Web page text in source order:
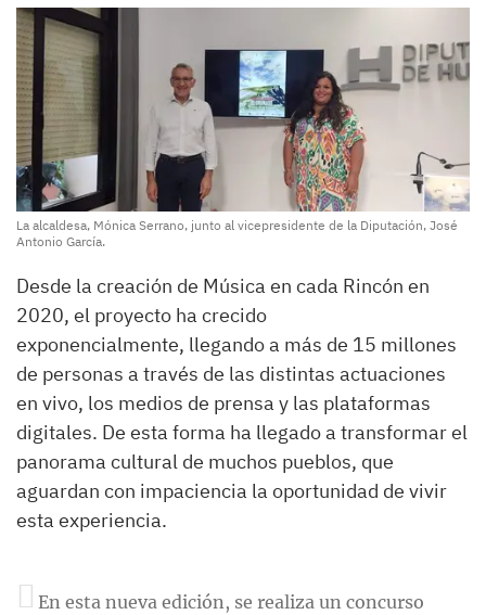
La alcaldesa, Mónica Serrano, junto al vicepresidente de la Diputación, José
Antonio García.
Desde la creación de Música en cada Rincón en
2020, el proyecto ha crecido
exponencialmente, llegando a más de 15 millones
de personas a través de las distintas actuaciones
en vivo, los medios de prensa y las plataformas
digitales. De esta forma ha llegado a transformar el
panorama cultural de muchos pueblos, que
aguardan con impaciencia la oportunidad de vivir
esta experiencia.
En esta nueva edición, se realiza un concurso